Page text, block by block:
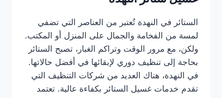
الستائر في النهدة تُعتبر من العناصر التي تضفي
لمسة من الفخامة والجمال على المنزل أو المكتب.
ولكن، مع مرور الوقت وتراكم الغبار، تصبح الستائر
بحاجة إلى تنظيف دوري لإبقائها في أفضل حالاتها.
في النهدة، هناك العديد من شركات التنظيف التي
تقدم خدمات غسيل الستائر بكفاءة عالية. تعتمد